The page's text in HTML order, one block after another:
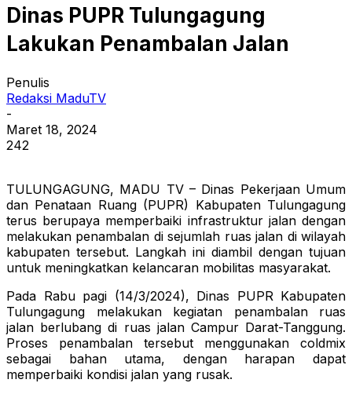
Dinas PUPR Tulungagung
Lakukan Penambalan Jalan
Penulis
Redaksi MaduTV
-
Maret 18, 2024
242
TULUNGAGUNG, MADU TV – Dinas Pekerjaan Umum
dan Penataan Ruang (PUPR) Kabupaten Tulungagung
terus berupaya memperbaiki infrastruktur jalan dengan
melakukan penambalan di sejumlah ruas jalan di wilayah
kabupaten tersebut. Langkah ini diambil dengan tujuan
untuk meningkatkan kelancaran mobilitas masyarakat.
Pada Rabu pagi (14/3/2024), Dinas PUPR Kabupaten
Tulungagung melakukan kegiatan penambalan ruas
jalan berlubang di ruas jalan Campur Darat-Tanggung.
Proses penambalan tersebut menggunakan coldmix
sebagai bahan utama, dengan harapan dapat
memperbaiki kondisi jalan yang rusak.